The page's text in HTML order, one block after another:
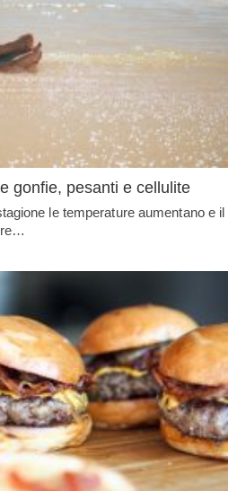
gonfie, pesanti e cellulite
le temperature aumentano e il